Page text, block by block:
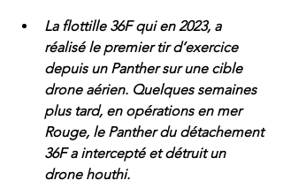
La flottille 36F qui en 2023, a
réalisé le premier tir d’exercice
depuis un Panther sur une cible
drone aérien. Quelques semaines
plus tard, en opérations en mer
Rouge, le Panther du détachement
36F a intercepté et détruit un
drone houthi.